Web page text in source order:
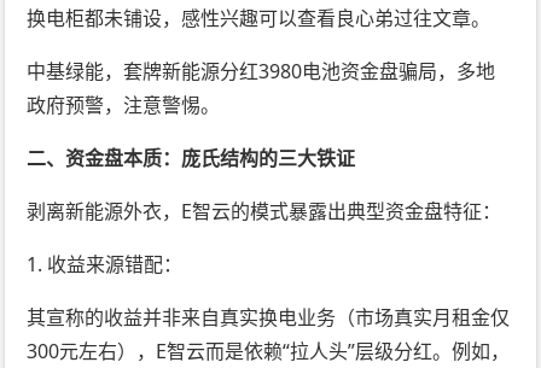
换电柜都未铺设，感性兴趣可以查看良心弟过往文章。
中基绿能，套牌新能源分红3980电池资金盘骗局，多地
政府预警，注意警惕。
二、资金盘本质：庞氏结构的三大铁证
剥离新能源外衣，E智云的模式暴露出典型资金盘特征：
1. 收益来源错配：
其宣称的收益并非来自真实换电业务（市场真实月租金仅
300元左右），E智云而是依赖“拉人头”层级分红。例如，